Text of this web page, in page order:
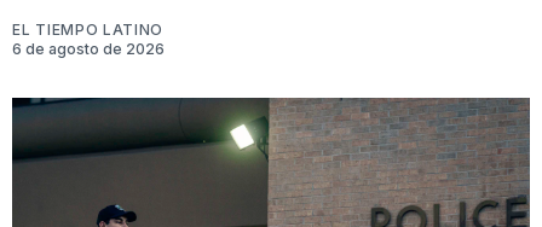
EL TIEMPO LATINO
6 de agosto de 2026